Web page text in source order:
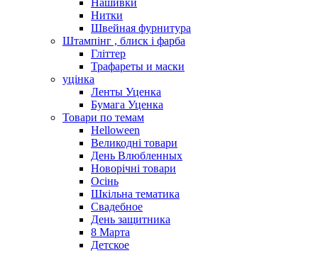
Нашивки
Нитки
Швейная фурнитура
Штампінг , блиск і фарба
Гліттер
Трафареты и маски
уцінка
Ленты Уценка
Бумага Уценка
Товари по темам
Helloween
Великодні товари
День Влюбленных
Новорічні товари
Осінь
Шкільна тематика
Свадебное
День защитника
8 Марта
Детское